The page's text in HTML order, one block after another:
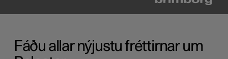
Fáðu allar nýjustu fréttirnar um